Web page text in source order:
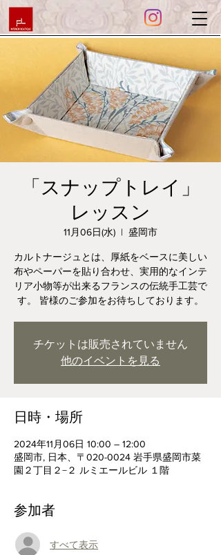
「スナップトレイ」
レッスン
11月06日(水)
  |
盛岡市
カルトナージュとは、厚紙をベースに美しい
布やペーパーを貼り合わせ、実用的なインテ
リア小物等が出来るフランスの伝統手工芸で
す。 皆様のご参加をお待ちしております。
チケットは販売されていません
他のイベントを見る
日時・場所
2024年11月06日 10:00 – 12:00
盛岡市, 日本、〒020-0024 岩手県盛岡市菜
園２丁目２−２ ルミエールビル １階
参加者
すべて表示